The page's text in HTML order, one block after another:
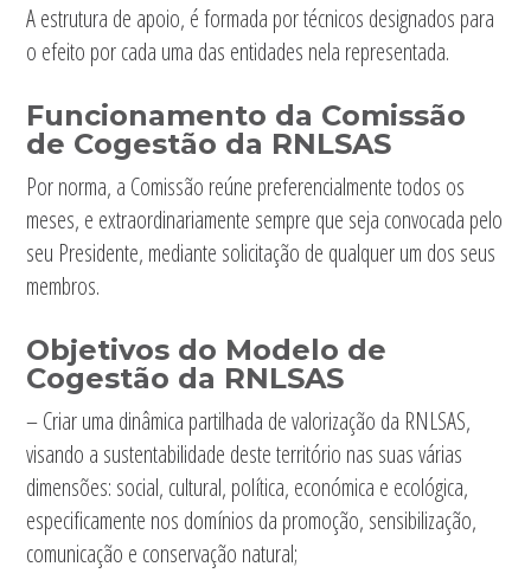
A estrutura de apoio, é formada por técnicos designados para
o efeito por cada uma das entidades nela representada.
Funcionamento da Comissão
de Cogestão da RNLSAS
Por norma, a Comissão reúne preferencialmente todos os
meses, e extraordinariamente sempre que seja convocada pelo
seu Presidente, mediante solicitação de qualquer um dos seus
membros.
Objetivos do Modelo de
Cogestão da RNLSAS
– Criar uma dinâmica partilhada de valorização da RNLSAS,
visando a sustentabilidade deste território nas suas várias
dimensões: social, cultural, política, económica e ecológica,
especificamente nos domínios da promoção, sensibilização,
comunicação e conservação natural;